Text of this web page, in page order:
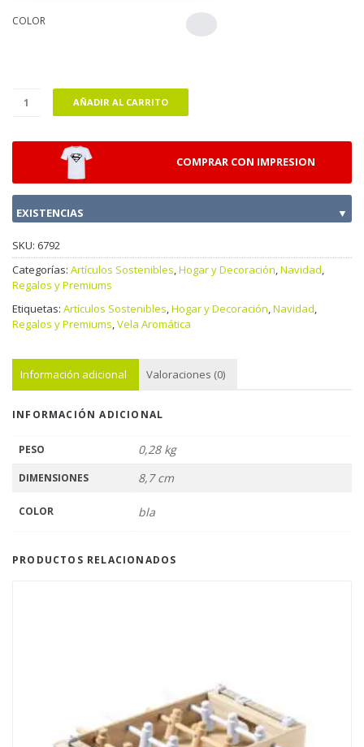
COLOR
AÑADIR AL CARRITO
COMPRAR CON IMPRESION
EXISTENCIAS ▼
SKU: 6792
Categorías: Artículos Sostenibles,Hogar y Decoración,Navidad,
Regalos y Premiums
Etiquetas: Artículos Sostenibles,Hogar y Decoración,Navidad,
Regalos y Premiums,Vela Aromática
Información adicional Valoraciones (0)
INFORMACIÓN ADICIONAL
PESO 0,28 kg
DIMENSIONES 8,7 cm
COLOR bla
PRODUCTOS RELACIONADOS